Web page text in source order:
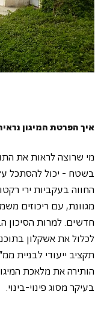
איך הפרטת המיגון
מי שרוצה לראות את
בשטח - יכול להסתכל
החווה בעקביות ירי
מגוונת, עם ריכוזים
חדשים. למרות הסיכון
לכלול את אשקלון
תקציב ייעודי לבניית
הותירה את מלאכת
בעיקר מסוג פינוי-בינוי.